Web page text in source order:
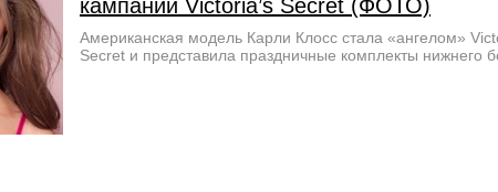
кампании Victoria’s Secret (ФОТО)
Американская модель Карли Клосс стала «ангелом»
Secret и представила праздничные комплекты нижнего